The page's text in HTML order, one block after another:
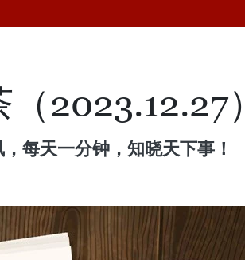
2023.12.27）
每天一分钟，知晓天下事！